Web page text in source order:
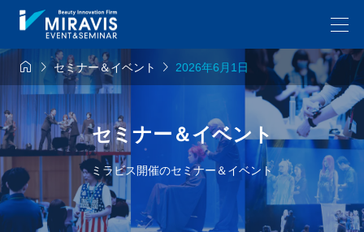
 セミナー＆イベント  2026年6月1日
セミナー＆イベント
ミラビス開催のセミナー＆イベント